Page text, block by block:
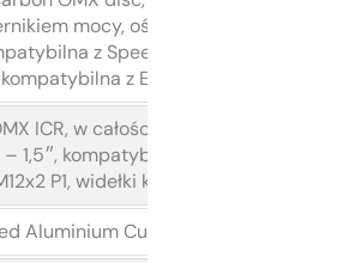
mocy, oś przelotowa 12 mm x
z Speed Release, wewnętrzne
z EC/DC.
ICR, w całości z karbonu,
1,5″, kompatybilny z tappered, oś
P1, widełki kompatybilne z Speed
Aluminium Cup